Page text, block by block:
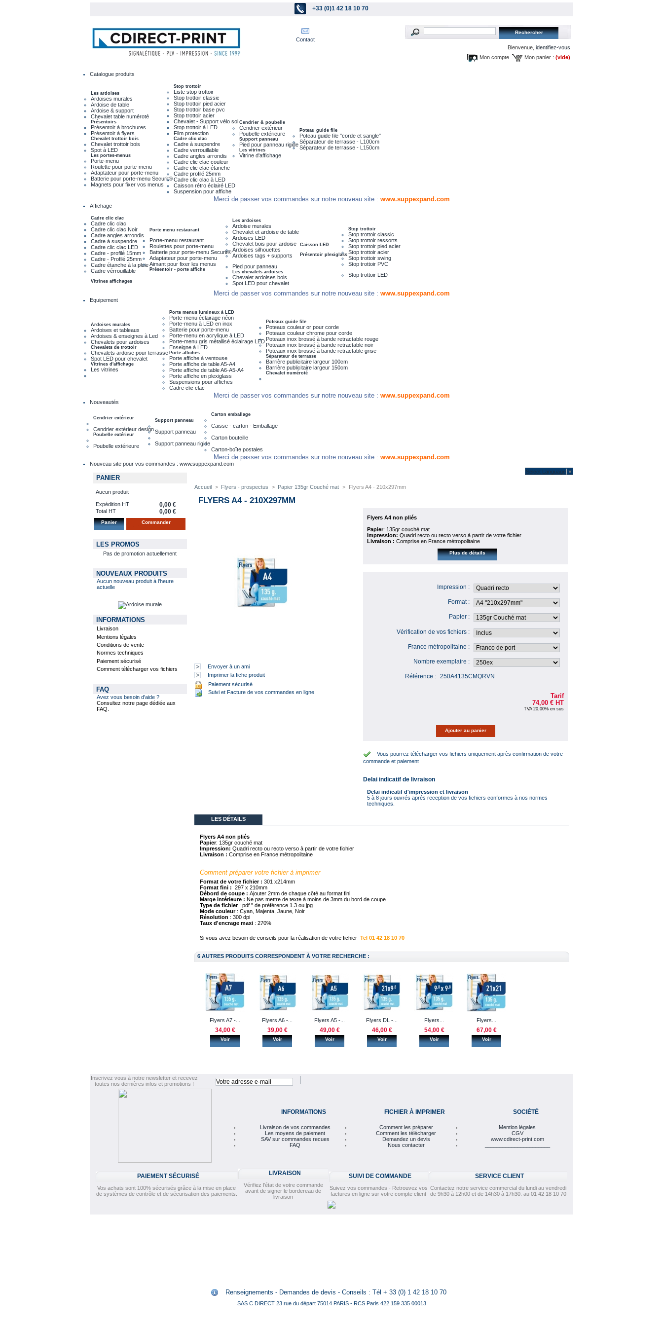
+33 (0)1 42 18 10 70
Contact
Bienvenue, identifiez-vous
Mon panier : (vide)
Mon compte
Catalogue produits
Les ardoises
Ardoises murales
Ardoise de table
Ardoise & support
Chevalet table numéroté
Présentoirs
Présentoir à brochures
Présentoir à flyers
Chevalet trottoir bois
Chevalet trottoir bois
Spot à LED
Les portes-menus
Porte-menu
Roulette pour porte-menu
Adaptateur pour porte-menu
Batterie pour porte-menu Securit®
Magnets pour fixer vos menus
Stop trottoir
Liste stop trottoir
Stop trottoir classic
Stop trottoir pied acier
Stop trottoir base pvc
Stop trottoir acier
Chevalet - Support vélo sol
Stop trottoir à LED
Film protection
Cadre clic clac
Cadre à suspendre
Cadre verrouillable
Cadre angles arrondis
Cadre clic clac couleur
Cadre clic clac étanche
Cadre profilé 25mm
Cadre clic clac à LED
Caisson rétro éclairé LED
Suspension pour affiche
Cendrier & poubelle
Cendrier extérieur
Poubelle extérieure
Support panneau
Pied pour panneau rigide
Les vitrines
Vitrine d'affichage
Poteau guide file
Poteau guide file "corde et sangle"
Séparateur de terrasse - L100cm
Séparateur de terrasse - L150cm
Merci de passer vos commandes sur notre nouveau site : www.suppexpand.com
Affichage
Cadre clic clac
Cadre clic clac
Cadre clic clac Noir
Cadre angles arrondis
Cadre à suspendre
Cadre clic clac LED
Cadre - profilé 15mm
Cadre - Profilé 25mm
Cadre étanche à la pluie
Cadre vérrouillable
Vitrines affichages
Porte menu restaurant
Porte-menu restaurant
Roulettes pour porte-menu
Batterie pour porte-menu Securit®
Adaptateur pour porte-menu
Aimant pour fixer les menus
Présentoir - porte affiche
Les ardoises
Ardoise murales
Chevalet et ardoise de table
Ardoises LED
Chevalet bois pour ardoise
Ardoises silhouettes
Ardoises tags + supports
Pied pour panneau
Les chevalets ardoises
Chevalet ardoises bois
Spot LED pour chevalet
Caisson LED
Présentoir plexiglass
Stop trottoir
Stop trottoir classic
Stop trottoir ressorts
Stop trottoir pied acier
Stop trottoir acier
Stop trottoir swing
Stop trottoir PVC
Stop trottoir LED
Merci de passer vos commandes sur notre nouveau site : www.suppexpand.com
Equipement
Ardoises murales
Ardoises et tableaux
Ardoises & enseignes à Led
Chevalets pour ardoises
Chevalets de trottoir
Chevalets ardoise pour terrasse
Spot LED pour chevalet
Vitrines d'affichage
Les vitrines
Porte menus lumineux à LED
Porte-menu éclairage néon
Porte-menu à LED en inox
Batterie pour porte-menu
Porte-menu en acrylique à LED
Porte-menu gris métallisé éclairage LED
Enseigne à LED
Porte affiches
Porte affiche à ventouse
Porte affiche de table A5-A4
Porte affiche de table A6-A5-A4
Porte affiche en plexiglass
Suspensions pour affiches
Cadre clic clac
Poteaux guide file
Poteaux couleur or pour corde
Poteaux couleur chrome pour corde
Poteaux inox brossé à bande retractable rouge
Poteaux inox brossé à bande retractable noir
Poteaux inox brossé à bande retractable grise
Séparateur de terrasse
Barrière publicitaire largeur 100cm
Barrière publicitaire largeur 150cm
Chevalet numéroté
Merci de passer vos commandes sur notre nouveau site : www.suppexpand.com
Nouveautés
Cendrier extérieur
Cendrier extérieur design
Poubelle extérieur
Poubelle extérieure
Support panneau
Support panneau
Support panneau rigide
Carton emballage
Caisse - carton - Emballage
Carton bouteille
Carton-boîte postales
Merci de passer vos commandes sur notre nouveau site : www.suppexpand.com
Nouveau site pour vos commandes : www.suppexpand.com
Select Language ▼
PANIER
Aucun produit
Expédition HT 0,00 €
Total HT 0,00 €
Panier Commander
LES PROMOS
Pas de promotion actuellement
NOUVEAUX PRODUITS
Aucun nouveau produit à l'heure
actuelle
INFORMATIONS
Livraison
Mentions légales
Conditions de vente
Normes techniques
Paiement sécurisé
Comment télécharger vos fichiers
FAQ
Avez vous besoin d'aide ?
Consultez notre page dédiée aux
FAQ.
Accueil > Flyers - prospectus > Papier 135gr Couché mat > Flyers A4 - 210x297mm
FLYERS A4 - 210X297MM
Envoyer à un ami
Imprimer la fiche produit
Paiement sécurisé
Suivi et Facture de vos commandes en ligne
Flyers A4 non pliés
Papier: 135gr couché mat
Impression: Quadri recto ou recto verso à partir de votre fichier
Livraison : Comprise en France métropolitaine
Plus de détails
Impression :
Format :
Papier :
Vérification de vos fichiers :
France métropolitaine :
Nombre exemplaire :
Référence : 250A4135CMQRVN
Tarif
74,00 €HT
TVA 20,00% en sus
Vous pourrez télécharger vos fichiers uniquement après confirmation de votre
commande et paiement
Delai indicatif de livraison
Delai indicatif d'impression et livraison
5 à 8 jours ouvrés aprés reception de vos fichiers conformes à nos normes
techniques.
LES DÉTAILS
Flyers A4 non pliés
Papier: 135gr couché mat
Impression: Quadri recto ou recto verso à partir de votre fichier
Livraison : Comprise en France métropolitaine
Comment préparer votre fichier à imprimer
Format de votre fichier : 301 x214mm
Format fini : 297 x 210mm
Débord de coupe : Ajouter 2mm de chaque côté au format fini
Marge intérieure : Ne pas mettre de texte à moins de 3mm du bord de coupe
Type de fichier: pdf " de préférence 1.3 ou jpg
Mode couleur: Cyan, Majenta, Jaune, Noir
Résolution : 300 dpi
Taux d'encrage maxi : 270%
Si vous avez besoin de conseils pour la réalisation de votre fichier Tel 01 42 18 10 70
6 AUTRES PRODUITS CORRESPONDENT À VOTRE RECHERCHE :
Flyers A7 -...
34,00 €
Voir
Flyers A6 -...
39,00 €
Voir
Flyers A5 -...
49,00 €
Voir
Flyers DL -...
46,00 €
Voir
Flyers...
54,00 €
Voir
Flyers...
67,00 €
Voir
Inscrivez vous à notre newsletter et recevez
toutes nos dernières infos et promotions !
INFORMATIONS
Livraison de vos commandes
Les moyens de paiement
SAV sur commandes recues
FAQ
FICHIER À IMPRIMER
Comment les préparer
Comment les télécharger
Demandez un devis
Nous contacter
SOCIÉTÉ
Mention légales
CGV
www.cdirect-print.com
PAIEMENT SÉCURISÉ
Vos achats sont 100% sécurisés grâce à la mise en place
de systèmes de contrôle et de sécurisation des paiements.
LIVRAISON
Vérifiez l'état de votre commande
avant de signer le bordereau de
livraison
SUIVI DE COMMANDE
Suivez vos commandes - Retrouvez vos
factures en ligne sur votre compte client
SERVICE CLIENT
Contactez notre service commercial du lundi au vendredi
de 9h30 à 12h00 et de 14h30 à 17h30. au 01 42 18 10 70
Renseignements - Demandes de devis - Conseils : Tél + 33 (0) 1 42 18 10 70
SAS C DIRECT 23 rue du départ 75014 PARIS - RCS Paris 422 159 335 00013